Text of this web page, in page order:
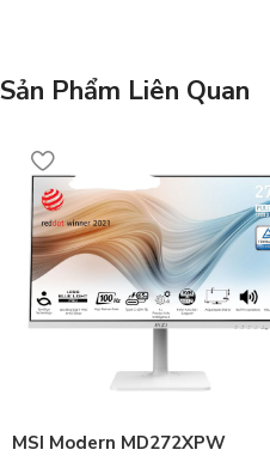
Sản Phẩm Liên Quan
MSI Modern MD272XPW